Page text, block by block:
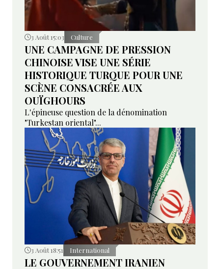
3 Août 15:03 Culture
UNE CAMPAGNE DE PRESSION
CHINOISE VISE UNE SÉRIE
HISTORIQUE TURQUE POUR UNE
SCÈNE CONSACRÉE AUX
OUÏGHOURS
L'épineuse question de la dénomination
"Turkestan oriental"...
3 Août 18:51 International
LE GOUVERNEMENT IRANIEN